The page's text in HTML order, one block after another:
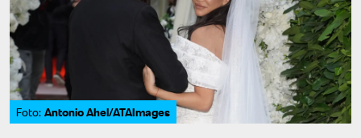
Foto: Antonio Ahel/ATAImages